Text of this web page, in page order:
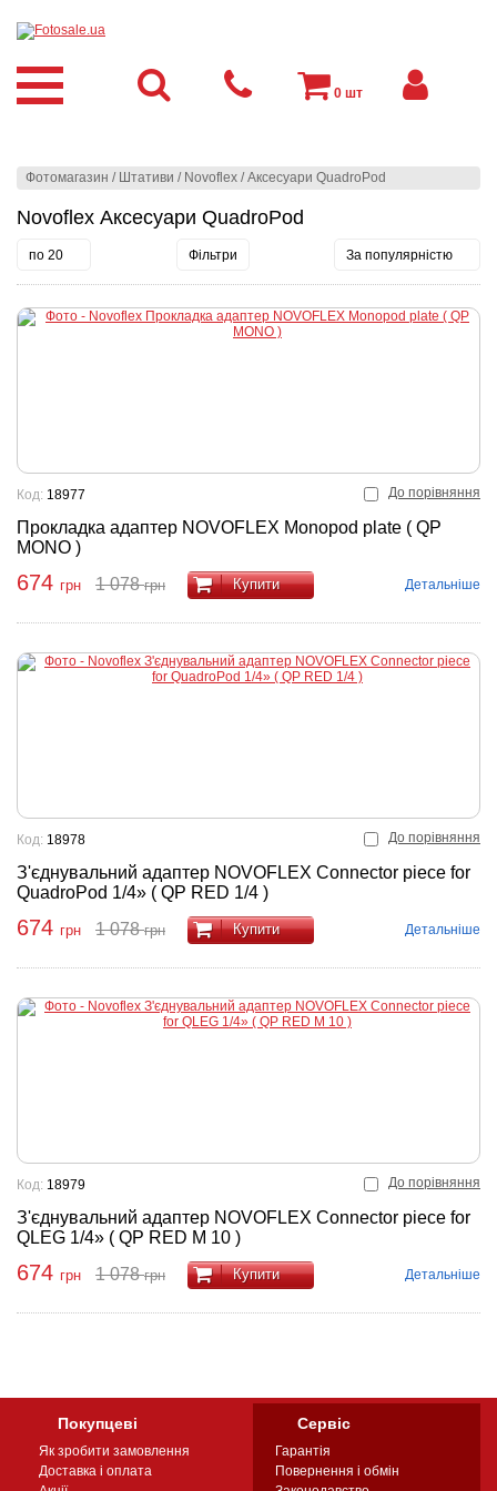
Фотомагазин / Штативи / Novoflex /Аксесуари QuadroPod
Novoflex Аксесуари QuadroPod
по 20 Фільтри За популярністю
До порівняння
Прокладка адаптер NOVOFLEX Monopod plate ( QP
MONO )
Код: 18977
674 грн 1 078грн Купити Детальніше
До порівняння
З'єднувальний адаптер NOVOFLEX Connector piece for
QuadroPod 1/4» ( QP RED 1/4 )
Код: 18978
674 грн 1 078грн Купити Детальніше
До порівняння
З'єднувальний адаптер NOVOFLEX Connector piece for
QLEG 1/4» ( QP RED M 10 )
Код: 18979
674 грн 1 078грн Купити Детальніше
0 шт
Покупцеві
Як зробити замовлення
Доставка і оплата
Сервіс
Гарантія
Повернення і обмін